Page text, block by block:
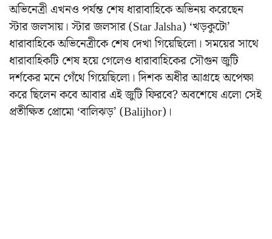
অভিনেত্রী এখনও পর্যন্ত শেষ ধারাবাহিকে অভিনয় করেছেন
স্টার জলসায়। স্টার জলসার (Star Jalsha) ‘খড়কুটো’
ধারাবাহিকে অভিনেত্রীকে শেষ দেখা গিয়েছিলো। সময়ের সাথে
ধারাবাহিকটি শেষ হয়ে গেলেও ধারাবাহিকের সৌগুন জুটি
দর্শকের মনে গেঁথে গিয়েছিলো। দিশক অধীর আগ্রহে অপেক্ষা
করে ছিলেন কবে আবার এই জুটি ফিরবে? অবশেষে এলো সেই
প্রতীক্ষিত প্রোমো ‘বালিঝড়’ (Balijhor)।